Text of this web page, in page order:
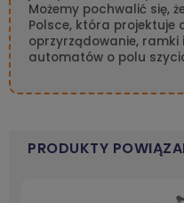
Możemy pochwalić się,
Polsce, która projektuje
oprzyrządowanie,
automatów o polu
PRODUKTY